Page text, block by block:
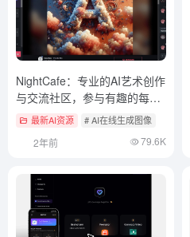
NightCafe：专业的AI艺术创作
与交流社区，参与有趣的每日
挑战游戏
最新AI资源 # AI在线生成图像
2年前 79.6K